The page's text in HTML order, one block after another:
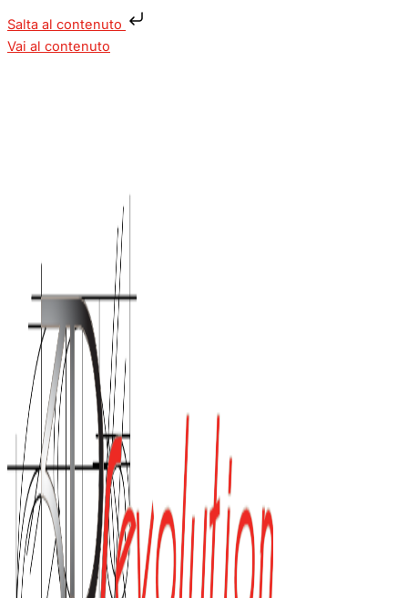
Salta al contenuto
Vai al contenuto